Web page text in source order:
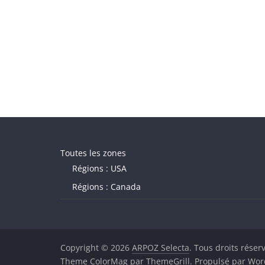
Toutes les zones
Régions : USA
Régions : Canada
Copyright © 2026 ARPOZ Selecta. Tous droits
Theme ColorMag par ThemeGrill. Propulsé par